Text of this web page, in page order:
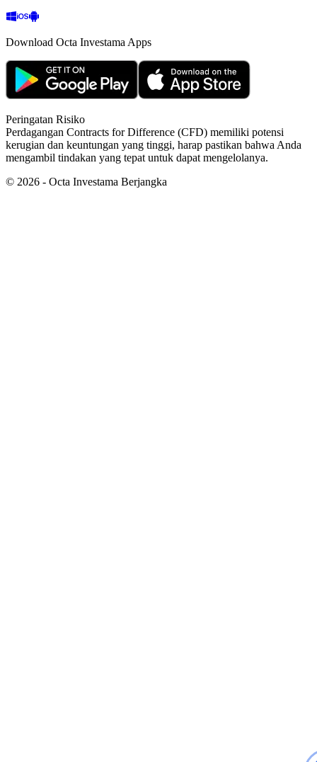
Download Octa Investama Apps
Peringatan Risiko
Perdagangan Contracts for Difference (CFD) memiliki potensi
kerugian dan keuntungan yang tinggi, harap pastikan bahwa Anda
mengambil tindakan yang tepat untuk dapat mengelolanya.
© 2026 - Octa Investama Berjangka